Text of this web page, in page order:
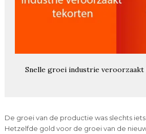
Snelle groei industrie
De groei van de productie was slechts iets
Hetzelfde gold voor de groei van de